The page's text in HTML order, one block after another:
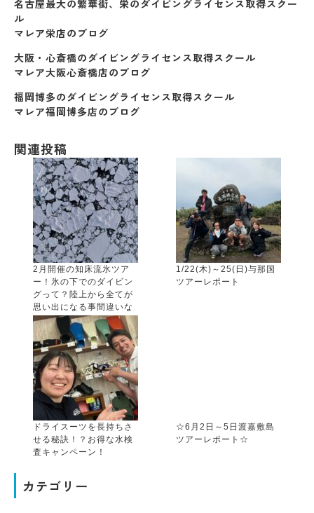
名古屋最大の繁華街、栄のダイビングライセンス取得スクー
ル
マレア栄店のブログ
大阪・心斎橋のダイビングライセンス取得スクール
マレア大阪心斎橋店のブログ
福岡博多のダイビングライセンス取得スクール
マレア福岡博多店のブログ
関連投稿
2月開催の知床流氷ツア
ー！氷の下でのダイビン
グって？陸上から全てが
思い出になる事間違いな
し！！
1/22(木)～25(日)与那国
ツアーレポート
ドライスーツを長持ちさ
せる秘訣！？お得な水検
査キャンペーン！
☆6月2日～5日渡嘉敷島
ツアーレポート☆
カテゴリー